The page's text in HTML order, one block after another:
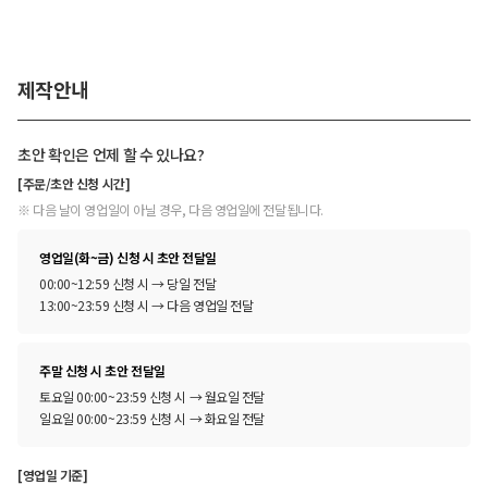
제작안내
초안 확인은 언제 할 수 있나요?
[주문/초안 신청 시간]
※ 다음 날이 영업일이 아닐 경우, 다음 영업일에 전달됩니다.
영업일(화~금) 신청 시 초안 전달일
00:00~12:59 신청 시 → 당일 전달
13:00~23:59 신청 시 → 다음 영업일 전달
주말 신청 시 초안 전달일
토요일 00:00~23:59 신청 시 → 월요일 전달
일요일 00:00~23:59 신청 시 → 화요일 전달
[영업일 기준]